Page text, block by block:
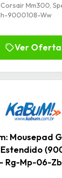
Mm300,
9000108-Ww
Ver Oferta
Mousepad
Rg-Mp-06-Zb